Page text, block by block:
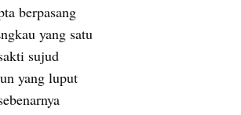
berpasang
yang satu
sujud
yang luput